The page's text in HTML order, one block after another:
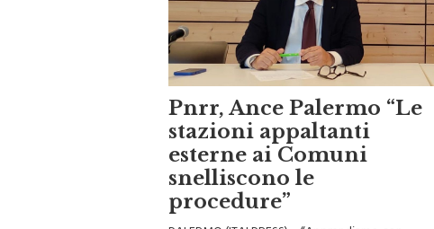
Pnrr, Ance Palermo “Le
stazioni appaltanti
esterne ai Comuni
snelliscono le
procedure”